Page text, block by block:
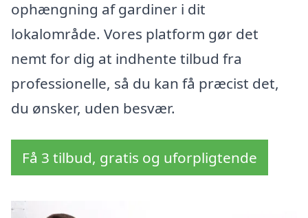
ophængning af gardiner i dit
lokalområde. Vores platform gør det
nemt for dig at indhente tilbud fra
professionelle, så du kan få præcist det,
du ønsker, uden besvær.
Få 3 tilbud, gratis og uforpligtende